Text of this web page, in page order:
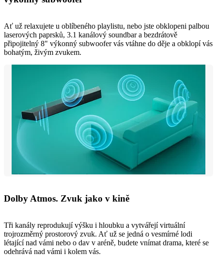
Ať už relaxujete u oblíbeného playlistu, nebo jste obklopeni palbou
laserových paprsků, 3.1 kanálový soundbar a bezdrátově
připojitelný 8" výkonný subwoofer vás vtáhne do děje a obklopí vás
bohatým, živým zvukem.
Dolby Atmos. Zvuk jako v kině
Tři kanály reprodukují výšku i hloubku a vytvářejí virtuální
trojrozměrný prostorový zvuk. Ať už se jedná o vesmírné lodi
létající nad vámi nebo o dav v aréně, budete vnímat drama, které se
odehrává nad vámi i kolem vás.